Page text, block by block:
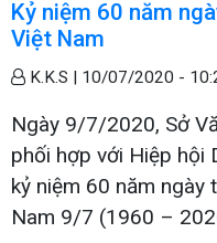
Kỷ niệm 60 năm
Việt Nam
K.K.S | 10/07/2020 -
Ngày 9/7/2020, Sở
phối hợp với Hiệp hội
kỷ niệm 60 năm ngày
Nam 9/7 (1960 –